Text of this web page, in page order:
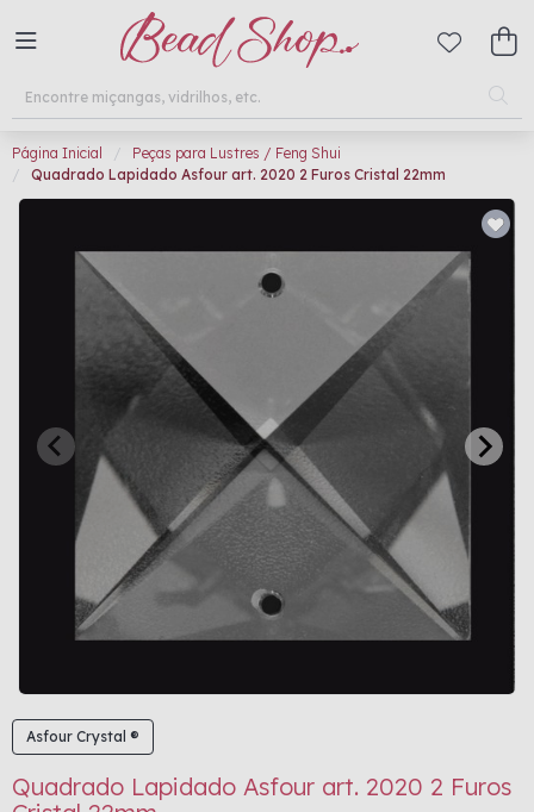
Página Inicial
Peças para Lustres / Feng Shui
Quadrado Lapidado Asfour art. 2020 2 Furos Cristal 22mm
Asfour Crystal ®
Quadrado Lapidado Asfour art. 2020 2 Furos